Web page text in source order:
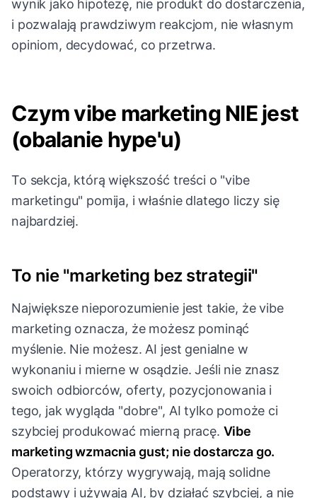
wynik jako hipotezę, nie produkt do dostarczenia,
i pozwalają prawdziwym reakcjom, nie własnym
opiniom, decydować, co przetrwa.
Czym vibe marketing NIE jest
(obalanie hype'u)
To sekcja, którą większość treści o "vibe
marketingu" pomija, i właśnie dlatego liczy się
najbardziej.
To nie "marketing bez strategii"
Największe nieporozumienie jest takie, że vibe
marketing oznacza, że możesz pominąć
myślenie. Nie możesz. AI jest genialne w
wykonaniu i mierne w osądzie. Jeśli nie znasz
swoich odbiorców, oferty, pozycjonowania i
tego, jak wygląda "dobre", AI tylko pomoże ci
szybciej produkować mierną pracę. Vibe
marketing wzmacnia gust; nie dostarcza go.
Operatorzy, którzy wygrywają, mają solidne
podstawy i używają AI, by działać szybciej, a nie